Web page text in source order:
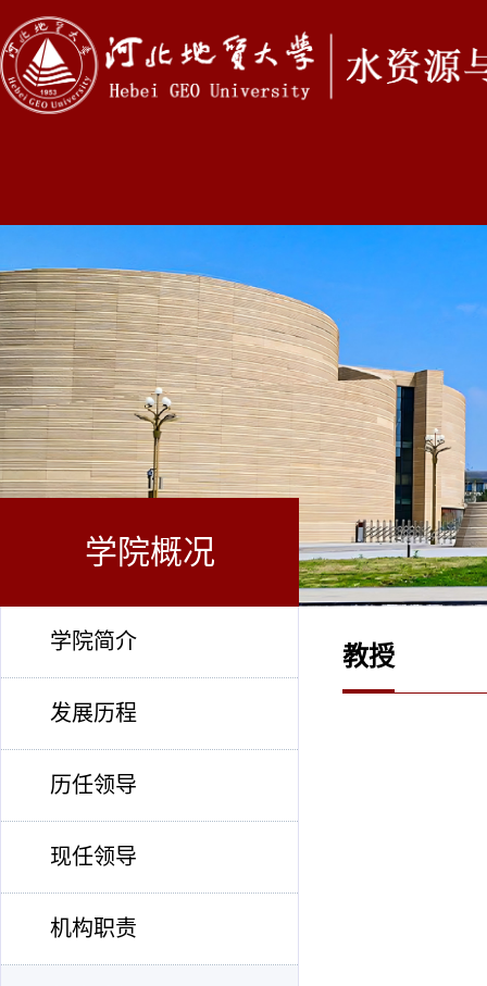
学院概况
学院简介
发展历程
历任领导
现任领导
机构职责
教授